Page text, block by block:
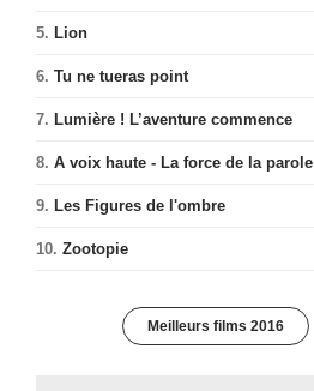
5. Lion
6. Tu ne tueras point
7. Lumière ! L’aventure commence
8. A voix haute - La force de la parole
9. Les Figures de l'ombre
10. Zootopie
Meilleurs films 2016